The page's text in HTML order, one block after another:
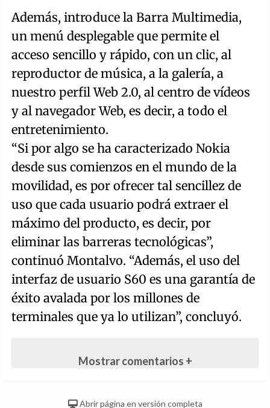
Además, introduce la Barra Multimedia,
un menú desplegable que permite el
acceso sencillo y rápido, con un clic, al
reproductor de música, a la galería, a
nuestro perfil Web 2.0, al centro de vídeos
y al navegador Web, es decir, a todo el
entretenimiento.
“Si por algo se ha caracterizado Nokia
desde sus comienzos en el mundo de la
movilidad, es por ofrecer tal sencillez de
uso que cada usuario podrá extraer el
máximo del producto, es decir, por
eliminar las barreras tecnológicas”,
continuó Montalvo. “Además, el uso del
interfaz de usuario S60 es una garantía de
éxito avalada por los millones de
terminales que ya lo utilizan”, concluyó.
Mostrar comentarios +
Abrir página en versión completa